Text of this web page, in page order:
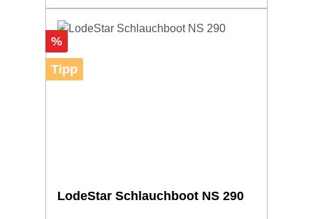
Rabatt
%
Tipp
LodeStar Schlauchboot NS 290